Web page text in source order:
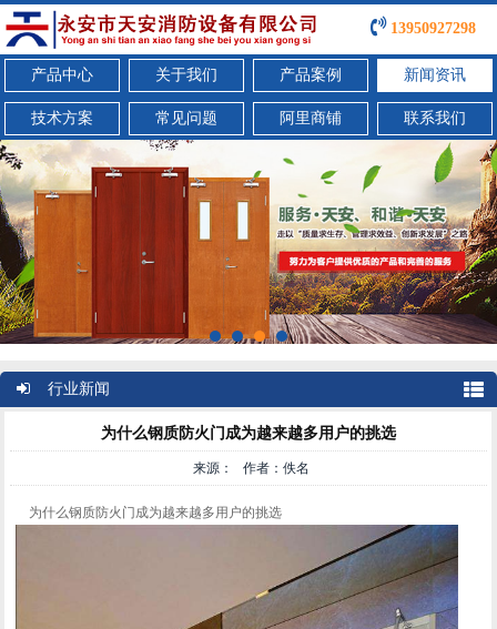
13950927298
产品中心 关于我们 产品案例 新闻资讯
技术方案 常见问题 阿里商铺 联系我们
行业新闻
为什么钢质防火门成为越来越多用户的挑选
来源： 作者：佚名
为什么钢质防火门成为越来越多用户的挑选